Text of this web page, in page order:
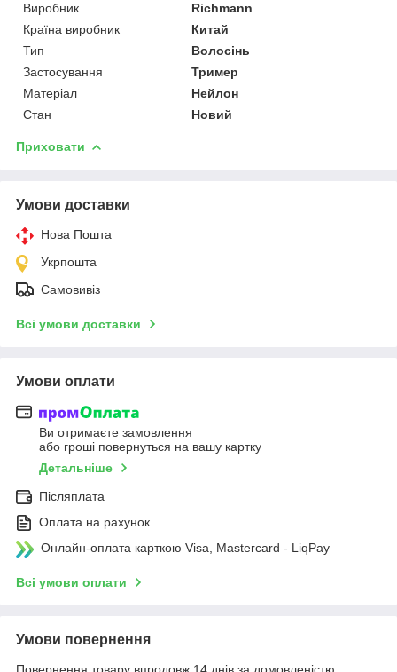
Виробник
Richmann
Країна виробник
Китай
Тип
Волосінь
Застосування
Тример
Матеріал
Нейлон
Стан
Новий
Приховати
Умови доставки
Нова Пошта
Укрпошта
Самовивіз
Всі умови доставки
Умови оплати
Ви отримаєте замовлення
або гроші повернуться на вашу картку
Детальніше
Післяплата
Оплата на рахунок
Онлайн-оплата карткою Visa, Mastercard - LiqPay
Всі умови оплати
Умови повернення